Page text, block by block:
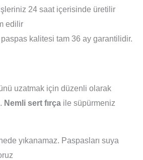
24 saat içerisinde üretilir
edilir
paspas kalitesi tam 36 ay garantilidir.
uzatmak için düzenli olarak
Nemli sert fırça ile süpürmeniz
yıkanamaz. Paspasları suya